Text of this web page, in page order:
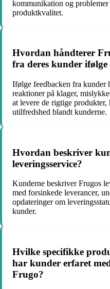
kommunikation og problemer
produktkvalitet.
Hvordan håndterer
fra deres kunder ifølge
Ifølge feedbacken fra kunder
reaktioner på klager,
at levere de rigtige
utilfredshed blandt kunderne.
Hvordan beskriver
leveringsservice?
Kunderne beskriver Frugos
med forsinkede leverancer,
opdateringer om
kunder.
Hvilke specifikke
har kunder erfaret
Frugo?